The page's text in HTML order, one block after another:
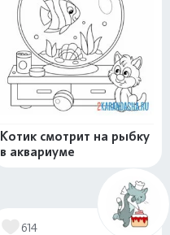
Котик смотрит на рыбку
в аквариуме
614